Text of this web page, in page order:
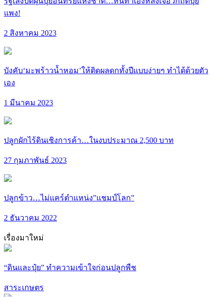
แพง!
2 สิงหาคม 2023
บังคับ‘มะพร้าวน้ำหอม’ให้ติดผลดกทั้งปีแบบง่ายๆ ทำได้ด้วยตัว
เอง
1 มีนาคม 2023
ปลูกผักไร้ดินเชิงการค้า…ในงบประมาณ 2,500 บาท
27 กุมภาพันธ์ 2023
ปลูกข้าว…ไม่แคร์ตำแหน่ง”แชมป์โลก”
2 ธันวาคม 2022
เรื่องมาใหม่
“ดินและปุ๋ย” ทำความเข้าใจก่อนปลูกพืช
สาระเกษตร